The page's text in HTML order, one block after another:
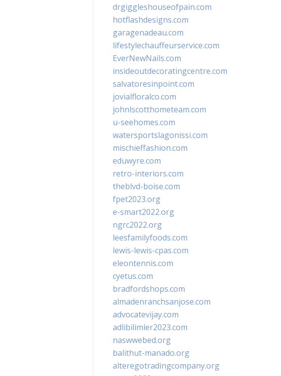
drgiggleshouseofpain.com
hotflashdesigns.com
garagenadeau.com
lifestylechauffeurservice.com
EverNewNails.com
insideoutdecoratingcentre.com
salvatoresinpoint.com
jovialfloralco.com
johnlscotthometeam.com
u-seehomes.com
watersportslagonissi.com
mischieffashion.com
eduwyre.com
retro-interiors.com
theblvd-boise.com
fpet2023.org
e-smart2022.org
ngrc2022.org
leesfamilyfoods.com
lewis-lewis-cpas.com
eleontennis.com
cyetus.com
bradfordshops.com
almadenranchsanjose.com
advocatevijay.com
adlibilimler2023.com
naswwebed.org
balithut-manado.org
alteregotradingcompany.org